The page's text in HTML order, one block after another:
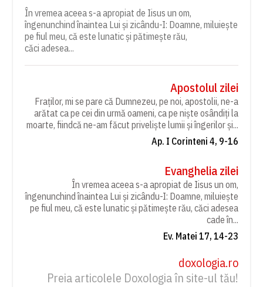
În vremea aceea s-a apropiat de Iisus un om,
îngenunchind înaintea Lui și zicându-I: Doamne, miluiește
pe fiul meu, că este lunatic și pătimește rău,
căci adesea...
Apostolul zilei
Fraților, mi se pare că Dumnezeu, pe noi, apostolii, ne-a
arătat ca pe cei din urmă oameni, ca pe niște osândiți la
moarte, fiindcă ne-am făcut priveliște lumii și îngerilor și...
Ap. I Corinteni 4, 9-16
Evanghelia zilei
În vremea aceea s-a apropiat de Iisus un om,
îngenunchind înaintea Lui și zicându-I: Doamne, miluiește
pe fiul meu, că este lunatic și pătimește rău, căci adesea
cade în...
Ev. Matei 17, 14-23
doxologia.ro
Preia articolele Doxologia în site-ul tău!